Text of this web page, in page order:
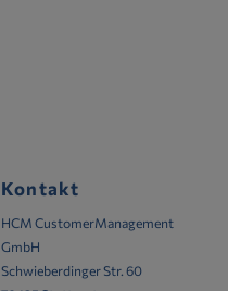
Kontakt
HCM CustomerManagement
GmbH
Schwieberdinger Str. 60